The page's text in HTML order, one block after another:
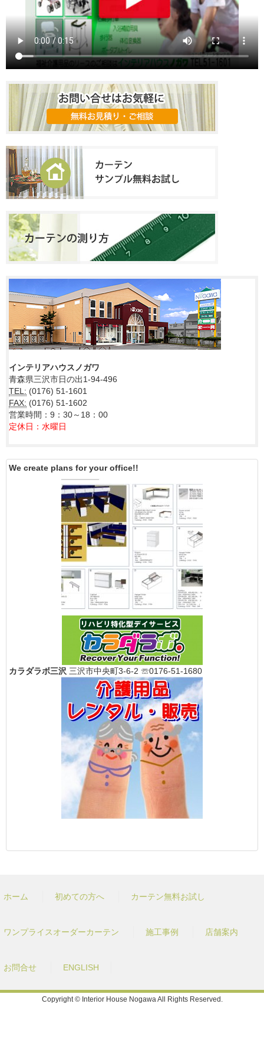
インテリアハウスノガワ
青森県三沢市日の出1-94-496
TEL: (0176) 51-1601
FAX: (0176) 51-1602
営業時間：9：30～18：00
定休日：水曜日
We create plans for your office!!
カラダラボ三沢 三沢市中央町3-6-2 ☏0176-51-1680
ホーム 初めての方へ カーテン無料お試し
ワンプライスオーダーカーテン 施工事例 店舗案内
お問合せ ENGLISH
Copyright © Interior House Nogawa All Rights Reserved.